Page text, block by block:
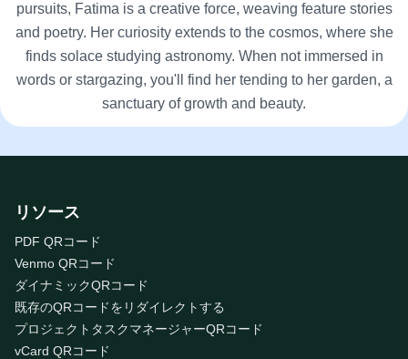
pursuits, Fatima is a creative force, weaving feature stories
and poetry. Her curiosity extends to the cosmos, where she
finds solace studying astronomy. When not immersed in
words or stargazing, you'll find her tending to her garden, a
sanctuary of growth and beauty.
リソース
PDF QRコード
Venmo QRコード
ダイナミックQRコード
既存のQRコードをリダイレクトする
プロジェクトタスクマネージャーQRコード
vCard QRコード